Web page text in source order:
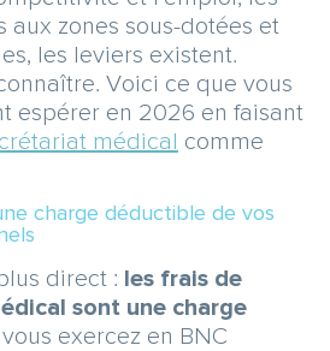
aux zones sous-dotées et
les leviers existent.
Voici ce que vous
espérer en 2026 en faisant
médical comme
charge déductible de vos
direct : les frais de
sont une charge
vous exercez en BNC